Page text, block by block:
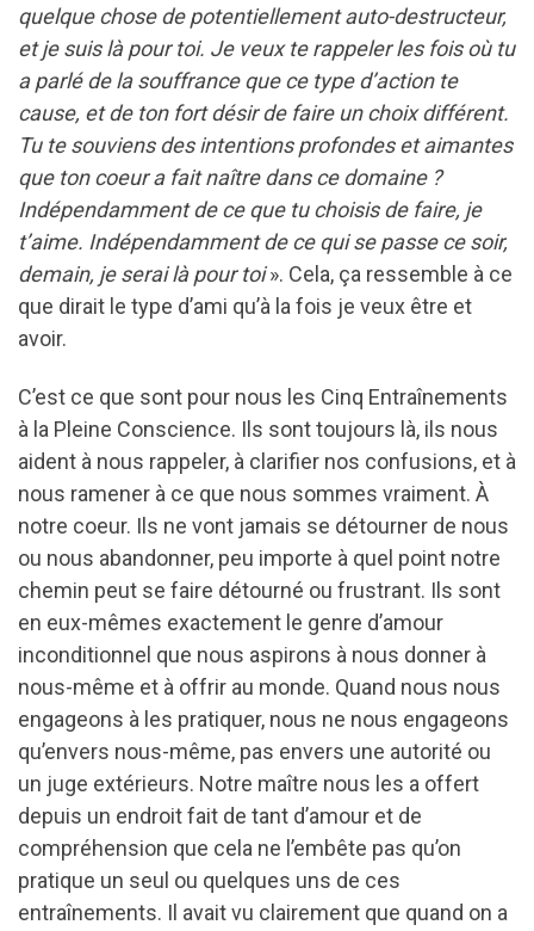
quelque chose de potentiellement auto-destructeur,
et je suis là pour toi. Je veux te rappeler les fois où tu
a parlé de la souffrance que ce type d’action te
cause, et de ton fort désir de faire un choix différent.
Tu te souviens des intentions profondes et aimantes
que ton coeur a fait naître dans ce domaine ?
Indépendamment de ce que tu choisis de faire, je
t’aime. Indépendamment de ce qui se passe ce soir,
demain, je serai là pour toi». Cela, ça ressemble à ce
que dirait le type d’ami qu’à la fois je veux être et
avoir.
C’est ce que sont pour nous les Cinq Entraînements
à la Pleine Conscience. Ils sont toujours là, ils nous
aident à nous rappeler, à clarifier nos confusions, et à
nous ramener à ce que nous sommes vraiment. À
notre coeur. Ils ne vont jamais se détourner de nous
ou nous abandonner, peu importe à quel point notre
chemin peut se faire détourné ou frustrant. Ils sont
en eux-mêmes exactement le genre d’amour
inconditionnel que nous aspirons à nous donner à
nous-même et à offrir au monde. Quand nous nous
engageons à les pratiquer, nous ne nous engageons
qu’envers nous-même, pas envers une autorité ou
un juge extérieurs. Notre maître nous les a offert
depuis un endroit fait de tant d’amour et de
compréhension que cela ne l’embête pas qu’on
pratique un seul ou quelques uns de ces
entraînements. Il avait vu clairement que quand on a